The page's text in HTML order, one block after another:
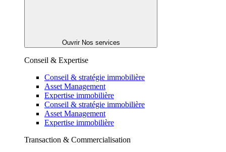
Ouvrir Nos services
Conseil & Expertise
Conseil & stratégie immobilière
Asset Management
Expertise immobilière
Conseil & stratégie immobilière
Asset Management
Expertise immobilière
Transaction & Commercialisation